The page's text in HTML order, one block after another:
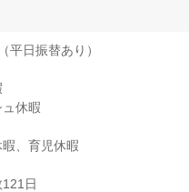
日振替あり）
休暇
、育児休暇
121日